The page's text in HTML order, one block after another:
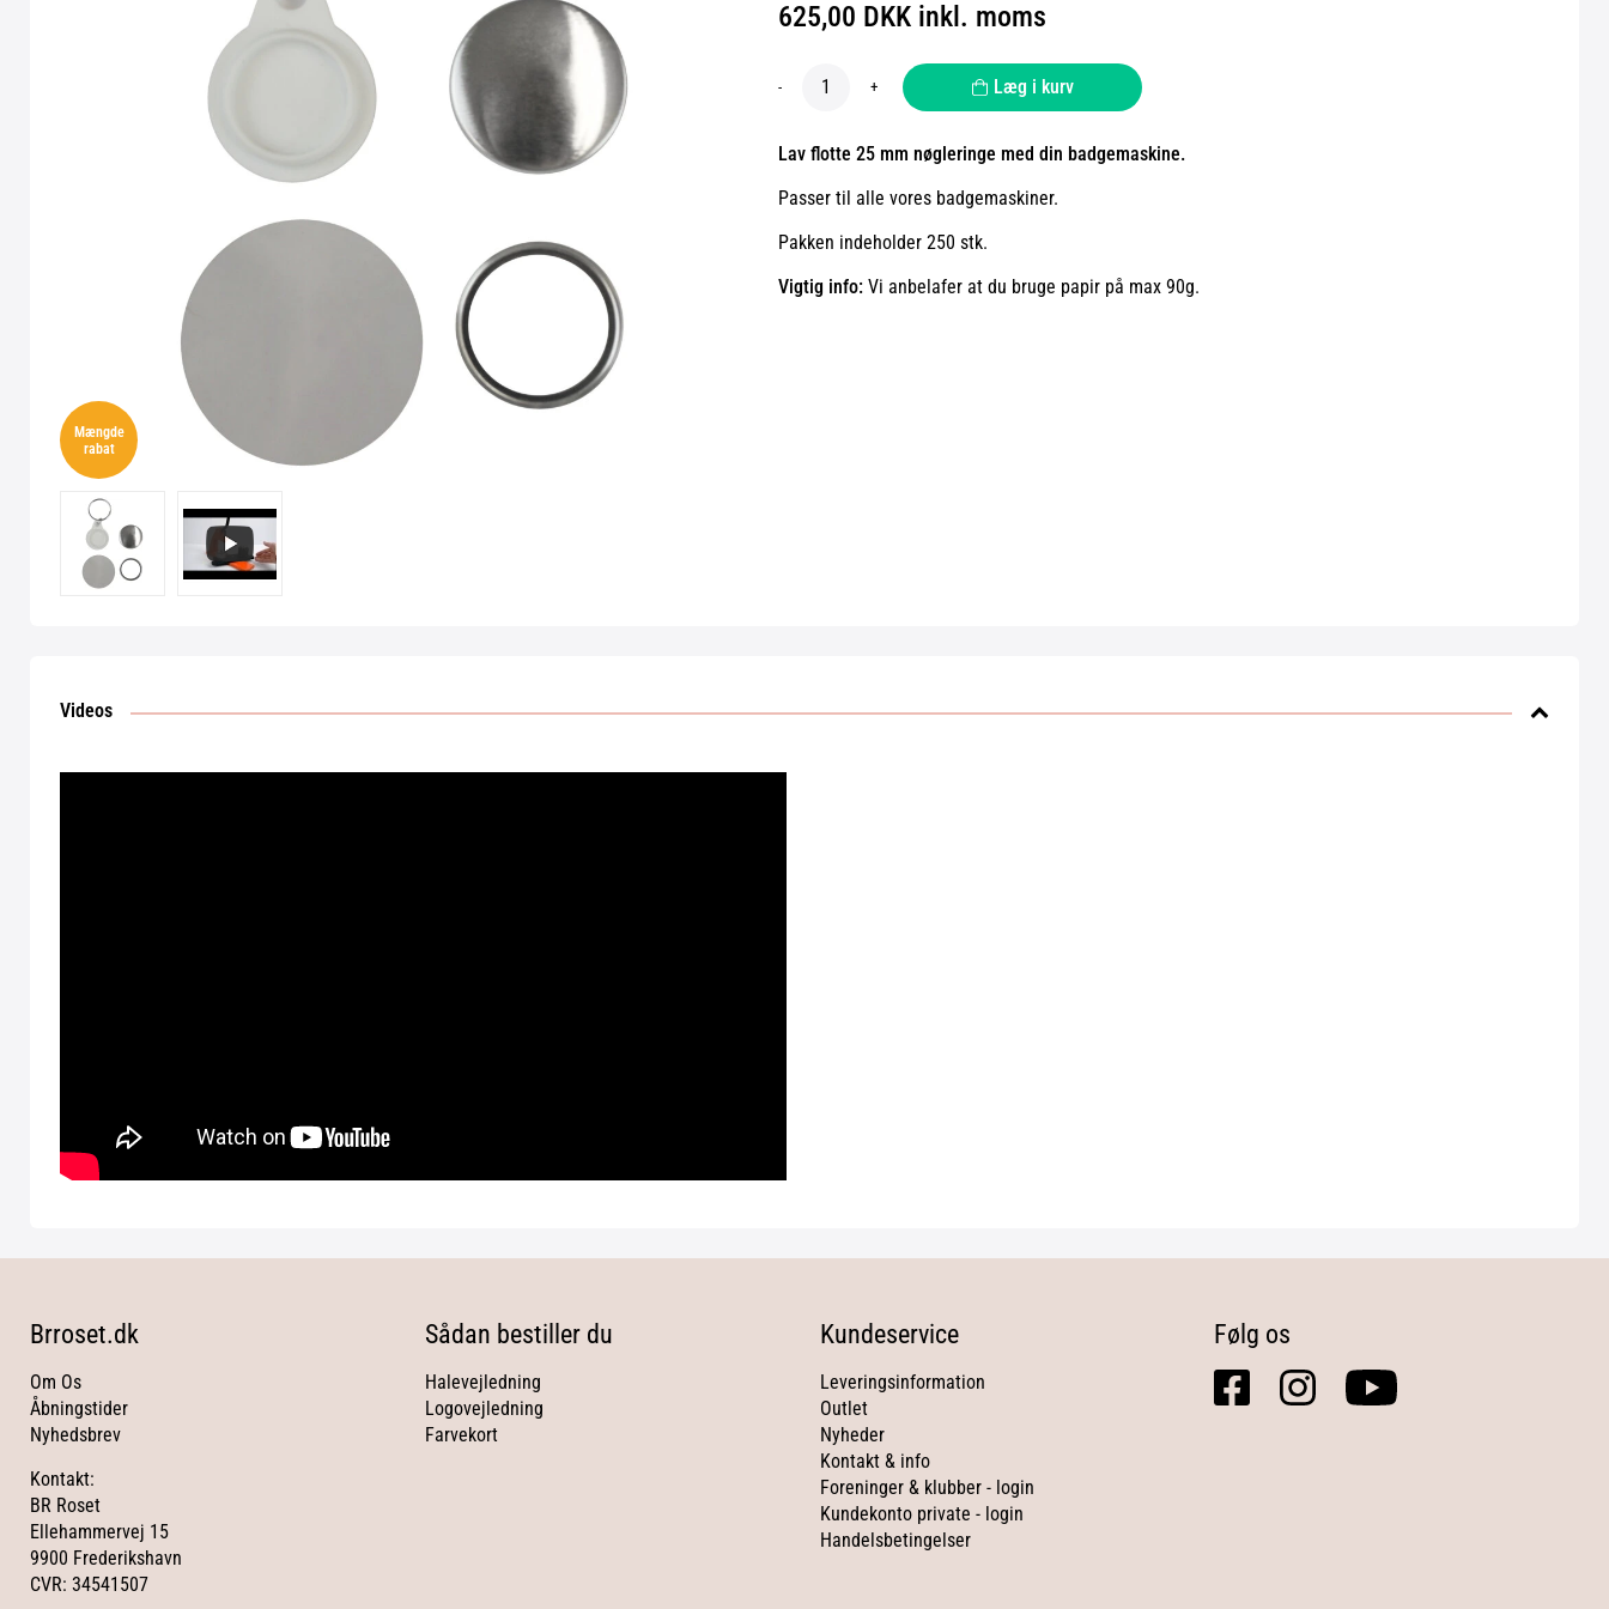
Mængde
rabat
625,00 DKK inkl. moms
- + Læg i kurv
Lav flotte 25 mm nøgleringe med din badgemaskine.
Passer til alle vores badgemaskiner.
Pakken indeholder 250 stk.
Vigtig info: Vi anbelafer at du bruge papir på max 90g.
Videos
Brroset.dk
Om Os
Åbningstider
Nyhedsbrev
Kontakt:
BR Roset
Ellehammervej 15
9900 Frederikshavn
CVR: 34541507
Sådan bestiller du
Halevejledning
Logovejledning
Farvekort
Kundeservice
Leveringsinformation
Outlet
Nyheder
Kontakt & info
Foreninger & klubber - login
Kundekonto private - login
Handelsbetingelser
Følg os
facebook
square
instagram youtube